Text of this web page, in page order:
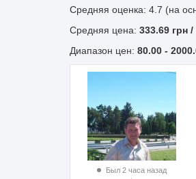
Средняя оценка: 4.7 (на
Средняя цена: 333.69 грн /
Диапазон цен: 80.00 -
Был 2 часа назад